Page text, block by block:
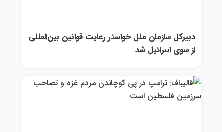
دبیرکل سازمان ملل خواستار رعایت قوانین بین‌المللی
از سوی اسرائیل شد